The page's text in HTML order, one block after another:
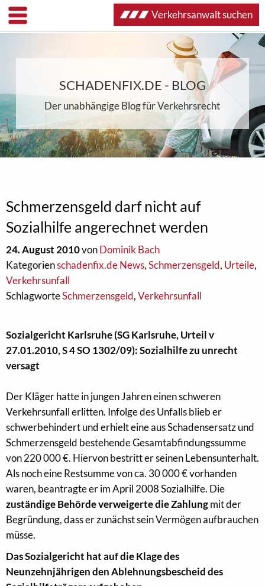
SCHADENFIX.DE - BLOG
Der unabhängige Blog für Verkehrsrecht
Schmerzensgeld darf nicht auf
Sozialhilfe angerechnet werden
24. August 2010vonDominik Bach
Kategorienschadenfix.de News,Schmerzensgeld, Urteile,
Verkehrsunfall
SchlagworteSchmerzensgeld,Verkehrsunfall
Sozialgericht Karlsruhe (SG Karlsruhe, Urteil v
27.01.2010, S 4 SO 1302/09):Sozialhilfe zu unrecht
versagt
Der Kläger hatte in jungen Jahren einen schweren
Verkehrsunfall erlitten. Infolge des Unfalls blieb er
schwerbehindert und erhielt eine aus Schadensersatz und
Schmerzensgeld bestehende Gesamtabfindungssumme
von 220 000 €. Hiervon bestritt er seinen Lebensunterhalt.
Als noch eine Restsumme von ca. 30 000 € vorhanden
waren, beantragte er im April 2008 Sozialhilfe. Die
zuständige Behörde verweigerte die Zahlungmit der
Begründung, dass er zunächst sein Vermögen aufbrauchen
müsse.
Das Sozialgericht hat auf die Klage des
Neunzehnjährigen den Ablehnungsbescheid des
Verkehrsanwalt suchen